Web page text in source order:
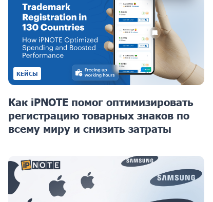
КЕЙСЫ
Как iPNOTE помог оптимизировать
регистрацию товарных знаков по
всему миру и снизить затраты